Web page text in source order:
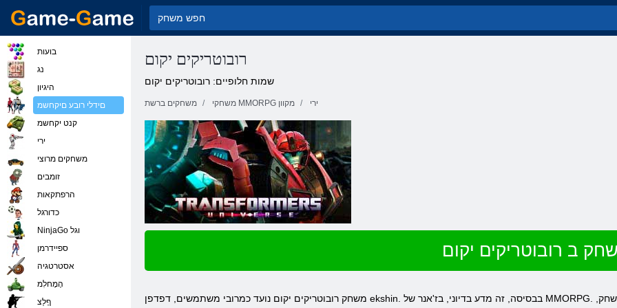
רובוטריקים יקום
שמות חלופיים: רובוטריקים יקום
משחקים ברשת משחקי MMORPG מקוון ירי
ב רובוטריקים יקום
משחק רובוטריקים יקום נועד כמרובי משתמשים, דפדפן ekshin. בבסיסה, זה מדע בדיוני, בז'אנר של MMORPG. בסיסו של הפרויקט הוא בקצב מהיר קרבות עם מבחר עצום של מצבי משחק,
בועות
נג
היגיון
םידלי רובע םיקחשמ
קנט יקחשמ
ירי
משחקים מרוצי
זומבים
הרפתקאות
כדורגל
NinjaGo וגל
ספיידרמן
אסטרטגיה
הָמָחלִמ
ףָלַצ